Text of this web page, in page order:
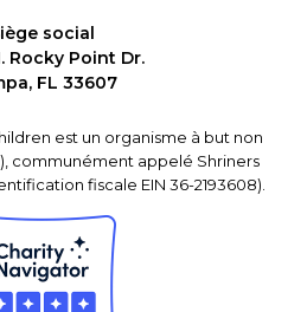
social
Rocky Point Dr.
FL 33607
est un organisme à but non
communément appelé Shriners
fiscale EIN 36-2193608).